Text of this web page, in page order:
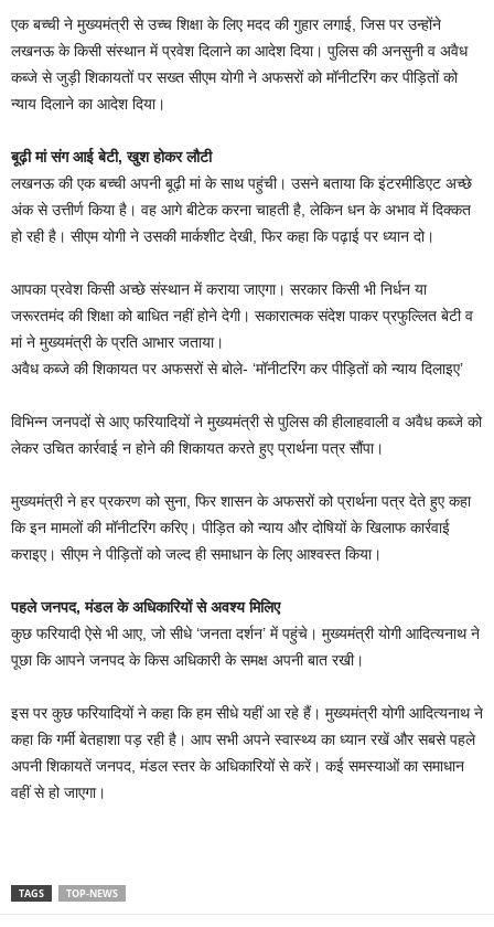
एक बच्ची ने मुख्यमंत्री से उच्च शिक्षा के लिए मदद की गुहार लगाई, जिस पर उन्होंने
लखनऊ के किसी संस्थान में प्रवेश दिलाने का आदेश दिया। पुलिस की अनसुनी व अवैध
कब्जे से जुड़ी शिकायतों पर सख्त सीएम योगी ने अफसरों को मॉनीटरिंग कर पीड़ितों को
न्याय दिलाने का आदेश दिया।
बूढ़ी मां संग आई बेटी, खुश होकर लौटी
लखनऊ की एक बच्ची अपनी बूढ़ी मां के साथ पहुंची। उसने बताया कि इंटरमीडिएट अच्छे
अंक से उत्तीर्ण किया है। वह आगे बीटेक करना चाहती है, लेकिन धन के अभाव में दिक्कत
हो रही है। सीएम योगी ने उसकी मार्कशीट देखी, फिर कहा कि पढ़ाई पर ध्यान दो।
आपका प्रवेश किसी अच्छे संस्थान में कराया जाएगा। सरकार किसी भी निर्धन या
जरूरतमंद की शिक्षा को बाधित नहीं होने देगी। सकारात्मक संदेश पाकर प्रफुल्लित बेटी व
मां ने मुख्यमंत्री के प्रति आभार जताया।
अवैध कब्जे की शिकायत पर अफसरों से बोले- ‘मॉनीटरिंग कर पीड़ितों को न्याय दिलाइए’
विभिन्न जनपदों से आए फरियादियों ने मुख्यमंत्री से पुलिस की हीलाहवाली व अवैध कब्जे को
लेकर उचित कार्रवाई न होने की शिकायत करते हुए प्रार्थना पत्र सौंपा।
मुख्यमंत्री ने हर प्रकरण को सुना, फिर शासन के अफसरों को प्रार्थना पत्र देते हुए कहा
कि इन मामलों की मॉनीटरिंग करिए। पीड़ित को न्याय और दोषियों के खिलाफ कार्रवाई
कराइए। सीएम ने पीड़ितों को जल्द ही समाधान के लिए आश्वस्त किया।
पहले जनपद, मंडल के अधिकारियों से अवश्य मिलिए
कुछ फरियादी ऐसे भी आए, जो सीधे ‘जनता दर्शन’ में पहुंचे। मुख्यमंत्री योगी आदित्यनाथ ने
पूछा कि आपने जनपद के किस अधिकारी के समक्ष अपनी बात रखी।
इस पर कुछ फरियादियों ने कहा कि हम सीधे यहीं आ रहे हैं। मुख्यमंत्री योगी आदित्यनाथ ने
कहा कि गर्मी बेतहाशा पड़ रही है। आप सभी अपने स्वास्थ्य का ध्यान रखें और सबसे पहले
अपनी शिकायतें जनपद, मंडल स्तर के अधिकारियों से करें। कई समस्याओं का समाधान
वहीं से हो जाएगा।
TAGS TOP-NEWS